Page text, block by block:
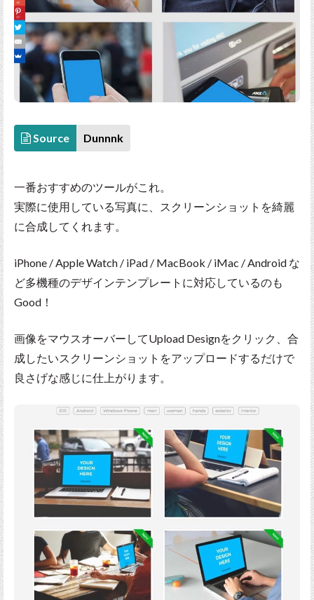
Source Dunnnk
一番おすすめのツールがこれ。
実際に使用している写真に、スクリーンショットを綺麗
に合成してくれます。
iPhone / Apple Watch / iPad / MacBook / iMac / Android な
ど多機種のデザインテンプレートに対応しているのも
Good！
画像をマウスオーバーしてUpload Designをクリック、合
成したいスクリーンショットをアップロードするだけで
良さげな感じに仕上がります。